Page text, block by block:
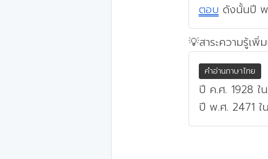
ตอบ ดังนั้นปี พ
💡สาระความรู้เพิ่
คำอ่านภาษาไทย
ปี ค.ศ. 1928 ใ
ปี พ.ศ. 2471 ใ